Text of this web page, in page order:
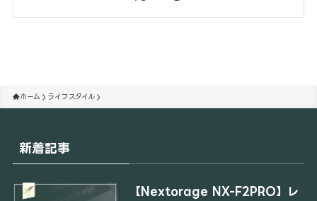
ホーム ライフスタイル
新着記事
【Nextorage NX-F2PRO】レ